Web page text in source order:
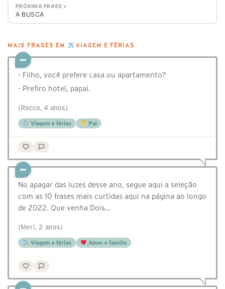
PRÓXIMA FRASE »
A BUSCA
MAIS FRASES EM VIAGEM E FÉRIAS
- Filho, você prefere casa ou apartamento?
- Prefiro hotel, papai.
(Rocco, 4 anos)
Viagem e férias Pai
No apagar das luzes desse ano, segue aqui a seleção
com as 10 frases mais curtidas aqui na página ao longo
de 2022. Que venha Dois…
(Meri, 2 anos)
Viagem e férias Amor e família